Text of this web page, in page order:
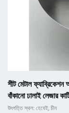
শীট মেটাল ফ্যাব্রিকেশন
বাঁকানো ঢালাই লেজার
উৎপত্তি স্থল: হেবেই, চীন